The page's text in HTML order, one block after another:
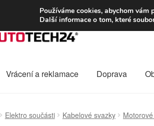
DOPRAVA od 139,-Kč
Vrácení a reklamace Doprava
Elektro součásti Kabelové svazky
Používáme cookies, abychom
Další informace o tom, které